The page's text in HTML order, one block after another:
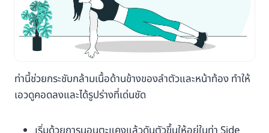
ท่านี้ช่วยกระชับกล้ามเนื้อด้านข้างของลำตัวและหน้าท้อง ทำให้
เอวดูคอดลงและได้รูปร่างที่เด่นชัด